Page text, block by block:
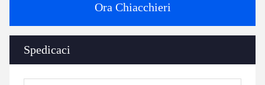
Ora Chiacchieri
Spedicaci